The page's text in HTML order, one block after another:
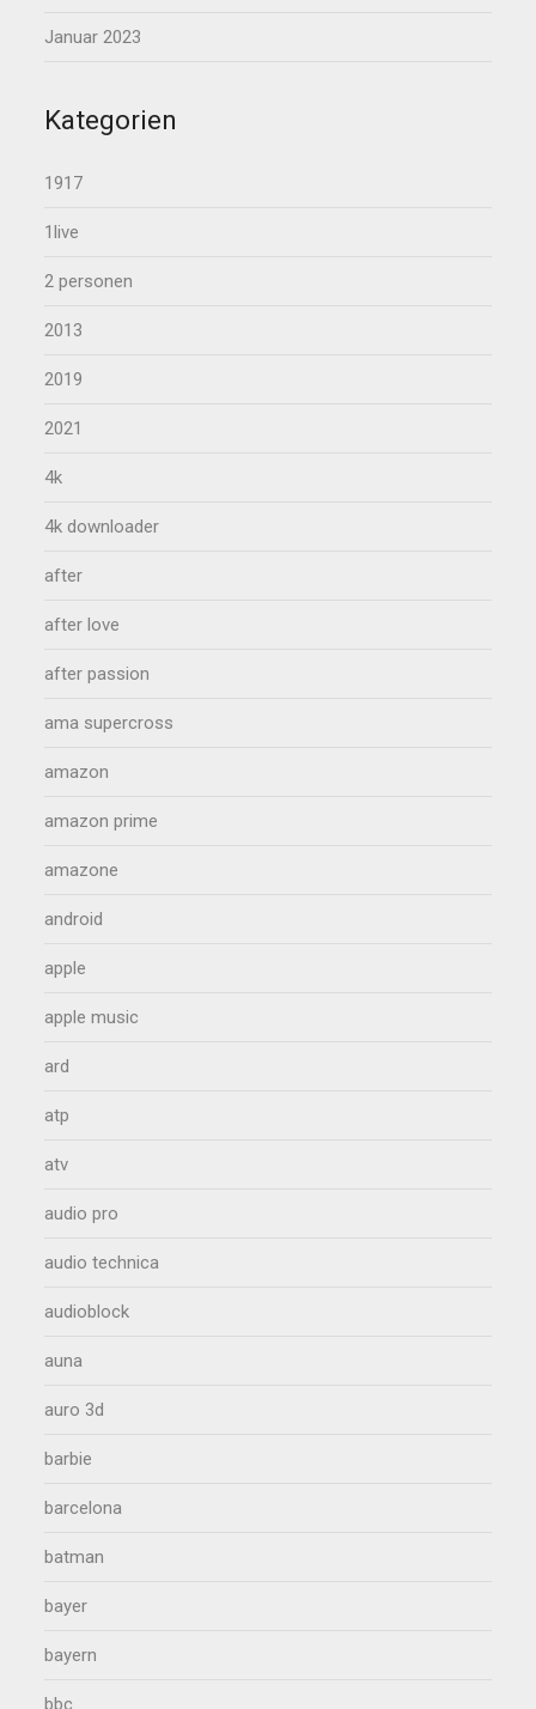
Januar 2023
Kategorien
1917
1live
2 personen
2013
2019
2021
4k
4k downloader
after
after love
after passion
ama supercross
amazon
amazon prime
amazone
android
apple
apple music
ard
atp
atv
audio pro
audio technica
audioblock
auna
auro 3d
barbie
barcelona
batman
bayer
bayern
bbc